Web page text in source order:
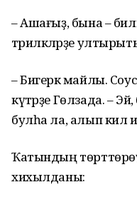
– Ашағыҙ, бына –
тәрилкәләрҙе
– Бигерәк майлы.
күтәрҙе Гөлзада. –
булһа ла, алып килә
Ҡатындың
хихылданы: